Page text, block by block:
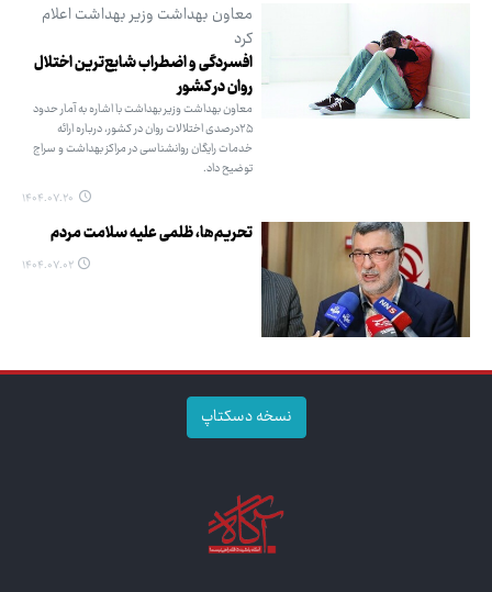
معاون بهداشت وزیر بهداشت اعلام
کرد
افسردگی و اضطراب شایع‌ترین اختلال
روان در کشور
معاون بهداشت وزیر بهداشت با اشاره به آمار حدود
۲۵درصدی اختلالات روان در کشور، درباره ارائه
خدمات رایگان روانشناسی در مراکز بهداشت و سراج
توضیح داد.
۱۴۰۴.۰۷.۲۰
تحریم‌ها، ظلمی علیه سلامت مردم
۱۴۰۴.۰۷.۰۲
نسخه دسکتاپ